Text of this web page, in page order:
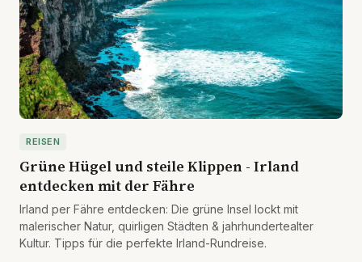
REISEN
Grüne Hügel und steile Klippen - Irland
entdecken mit der Fähre
Irland per Fähre entdecken: Die grüne Insel lockt mit
malerischer Natur, quirligen Städten & jahrhundertealter
Kultur. Tipps für die perfekte Irland-Rundreise.